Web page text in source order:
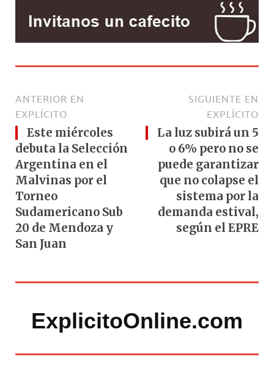
ANTERIOR EN
EXPLÍCITO
Este miércoles
debuta la Selección
Argentina en el
Malvinas por el
Torneo
Sudamericano Sub
20 de Mendoza y
San Juan
SIGUIENTE EN
EXPLÍCITO
La luz subirá un 5
o 6% pero no se
puede garantizar
que no colapse el
sistema por la
demanda estival,
según el EPRE
ExplicitoOnline.com